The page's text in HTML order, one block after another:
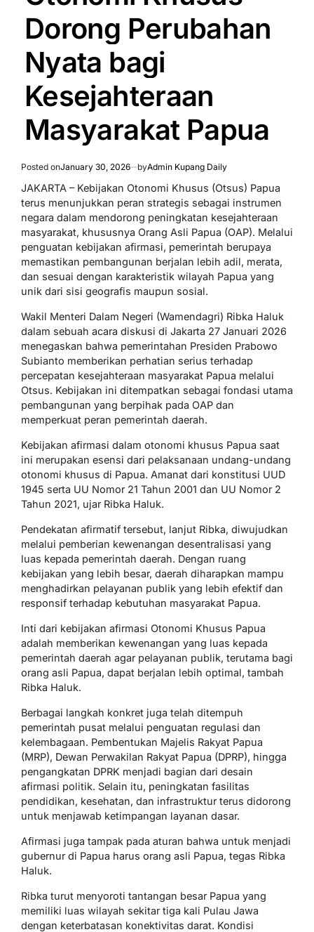
Dorong Perubahan
Nyata bagi
Kesejahteraan
Masyarakat Papua
Posted onJanuary 30, 2026 byAdmin Kupang Daily
JAKARTA – Kebijakan Otonomi Khusus (Otsus) Papua
terus menunjukkan peran strategis sebagai instrumen
negara dalam mendorong peningkatan kesejahteraan
masyarakat, khususnya Orang Asli Papua (OAP). Melalui
penguatan kebijakan afirmasi, pemerintah berupaya
memastikan pembangunan berjalan lebih adil, merata,
dan sesuai dengan karakteristik wilayah Papua yang
unik dari sisi geografis maupun sosial.
Wakil Menteri Dalam Negeri (Wamendagri) Ribka Haluk
dalam sebuah acara diskusi di Jakarta 27 Januari 2026
menegaskan bahwa pemerintahan Presiden Prabowo
Subianto memberikan perhatian serius terhadap
percepatan kesejahteraan masyarakat Papua melalui
Otsus. Kebijakan ini ditempatkan sebagai fondasi utama
pembangunan yang berpihak pada OAP dan
memperkuat peran pemerintah daerah.
Kebijakan afirmasi dalam otonomi khusus Papua saat
ini merupakan esensi dari pelaksanaan undang-undang
otonomi khusus di Papua. Amanat dari konstitusi UUD
1945 serta UU Nomor 21 Tahun 2001 dan UU Nomor 2
Tahun 2021, ujar Ribka Haluk.
Pendekatan afirmatif tersebut, lanjut Ribka, diwujudkan
melalui pemberian kewenangan desentralisasi yang
luas kepada pemerintah daerah. Dengan ruang
kebijakan yang lebih besar, daerah diharapkan mampu
menghadirkan pelayanan publik yang lebih efektif dan
responsif terhadap kebutuhan masyarakat Papua.
Inti dari kebijakan afirmasi Otonomi Khusus Papua
adalah memberikan kewenangan yang luas kepada
pemerintah daerah agar pelayanan publik, terutama bagi
orang asli Papua, dapat berjalan lebih optimal, tambah
Ribka Haluk.
Berbagai langkah konkret juga telah ditempuh
pemerintah pusat melalui penguatan regulasi dan
kelembagaan. Pembentukan Majelis Rakyat Papua
(MRP), Dewan Perwakilan Rakyat Papua (DPRP), hingga
pengangkatan DPRK menjadi bagian dari desain
afirmasi politik. Selain itu, peningkatan fasilitas
pendidikan, kesehatan, dan infrastruktur terus didorong
untuk menjawab ketimpangan layanan dasar.
Afirmasi juga tampak pada aturan bahwa untuk menjadi
gubernur di Papua harus orang asli Papua, tegas Ribka
Haluk.
Ribka turut menyoroti tantangan besar Papua yang
memiliki luas wilayah sekitar tiga kali Pulau Jawa
dengan keterbatasan konektivitas darat. Kondisi